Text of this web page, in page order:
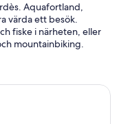
Aquafortland,
värda ett besök.
fiske i närheten, eller
mountainbiking.